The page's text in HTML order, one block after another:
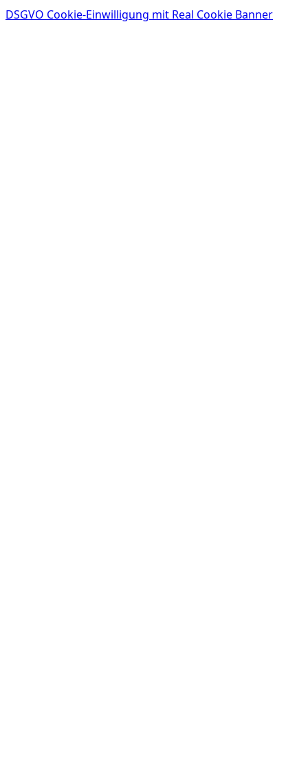
DSGVO Cookie-Einwilligung mit Real Cookie Banner